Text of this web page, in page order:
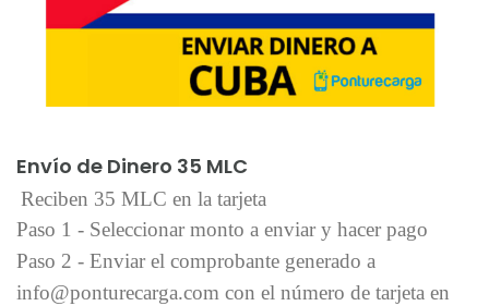
Envío de Dinero 35 MLC
Reciben 35 MLC en la tarjeta
Paso 1 - Seleccionar monto a enviar y hacer pago
Paso 2 - Enviar el comprobante generado a
info@ponturecarga.com con el número de tarjeta en